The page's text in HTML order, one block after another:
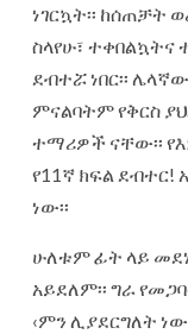
ነገርኳት፡፡
ስላየሁ፣
ደብተሯ ነበር፡፡
ምናልባትም የቅርስ
ተማሪዎች ናቸው፡፡
የ11ኛ ክፍል ደብተር!
ነው፡፡
ሁለቱም ፊት ላይ
አይደለም፡፡ ግራ
‹ምን ሊያደርግለት